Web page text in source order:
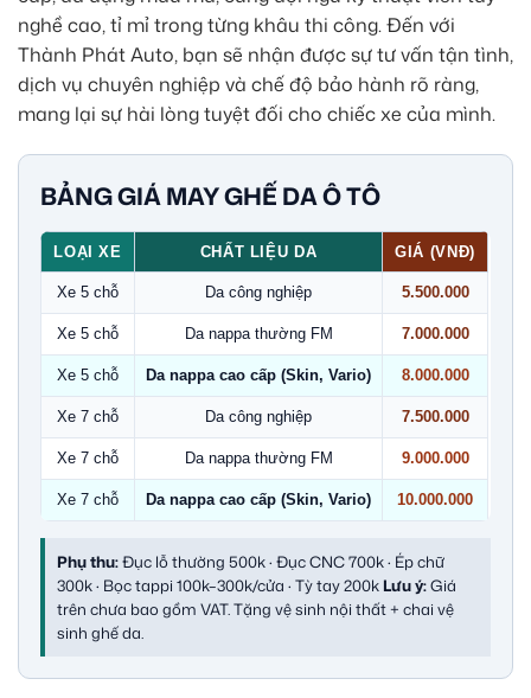
nghề cao, tỉ mỉ trong từng khâu thi công. Đến với
Thành Phát Auto, bạn sẽ nhận được sự tư vấn tận tình,
dịch vụ chuyên nghiệp và chế độ bảo hành rõ ràng,
mang lại sự hài lòng tuyệt đối cho chiếc xe của mình.
BẢNG GIÁ MAY GHẾ DA Ô TÔ
LOẠI XE CHẤT LIỆU DA GIÁ (VNĐ)
Xe 5 chỗ Da công nghiệp 5.500.000
Xe 5 chỗ Da nappa thường FM 7.000.000
Xe 5 chỗ Da nappa cao cấp (Skin, Vario) 8.000.000
Xe 7 chỗ Da công nghiệp 7.500.000
Xe 7 chỗ Da nappa thường FM 9.000.000
Xe 7 chỗ Da nappa cao cấp (Skin, Vario) 10.000.000
Phụ thu:Đục lỗ thường 500k · Đục CNC 700k · Ép chữ
300k · Bọc tappi 100k–300k/cửa · Tỳ tay 200kLưu ý:Giá
trên chưa bao gồm VAT. Tặng vệ sinh nội thất + chai vệ
sinh ghế da.